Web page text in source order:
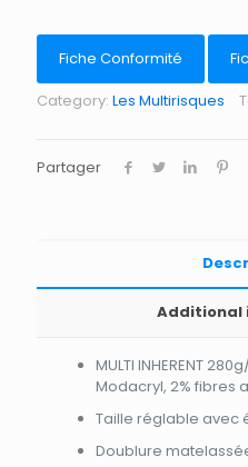
Fiche Conformité
Category: Les Multirisques
Partager
Additional
MULTI INHERENT
Modacryl, 2% fibres
Taille réglable avec
Doublure